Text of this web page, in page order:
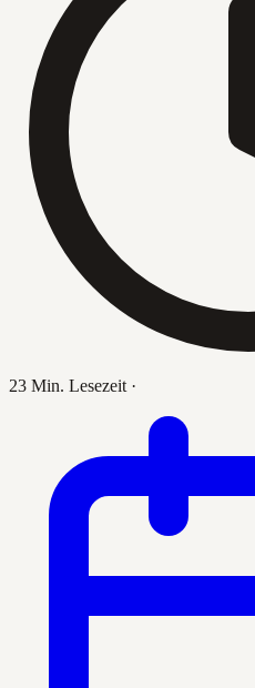
23 Min. Lesezeit ·